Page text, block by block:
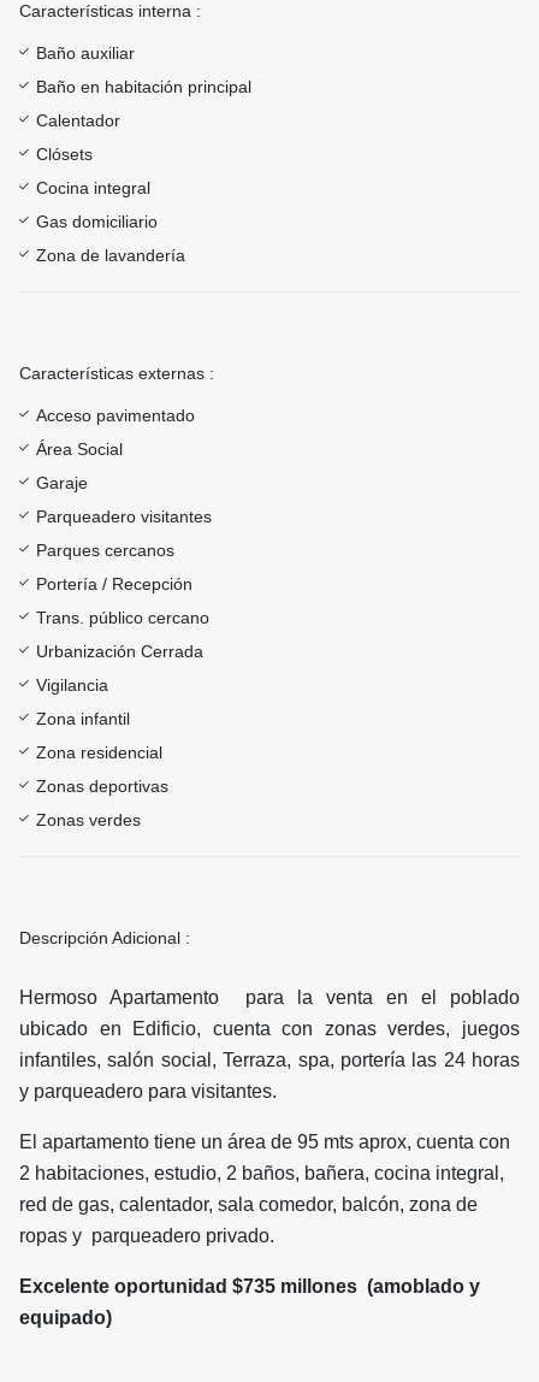
Características interna :
Baño auxiliar
Baño en habitación principal
Calentador
Clósets
Cocina integral
Gas domiciliario
Zona de lavandería
Características externas :
Acceso pavimentado
Área Social
Garaje
Parqueadero visitantes
Parques cercanos
Portería / Recepción
Trans. público cercano
Urbanización Cerrada
Vigilancia
Zona infantil
Zona residencial
Zonas deportivas
Zonas verdes
Descripción Adicional :
Hermoso Apartamento para la venta en el poblado
ubicado en Edificio, cuenta con zonas verdes, juegos
infantiles, salón social, Terraza, spa, portería las 24 horas
y parqueadero para visitantes.
El apartamento tiene un área de 95 mts aprox, cuenta con
2 habitaciones, estudio, 2 baños, bañera, cocina integral,
red de gas, calentador, sala comedor, balcón, zona de
ropas y parqueadero privado.
Excelente oportunidad $735 millones (amoblado y
equipado)